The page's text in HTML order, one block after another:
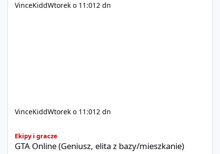
VinceKiddWtorek o 11:012 dn
VinceKiddWtorek o 11:012 dn
Ekipy i gracze
GTA Online (Geniusz, elita z bazy/mieszkanie)